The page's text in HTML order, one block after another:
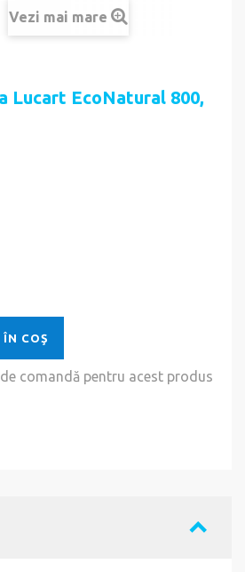
Vezi mai mare
Lucart EcoNatural 800,
ÎN COŞ
comandă pentru acest produs